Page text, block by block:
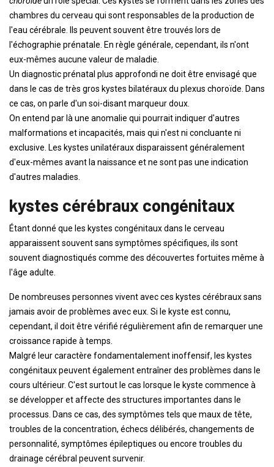
chambres du cerveau qui sont responsables de la production de
l'eau cérébrale. Ils peuvent souvent être trouvés lors de
l'échographie prénatale. En règle générale, cependant, ils n'ont
eux-mêmes aucune valeur de maladie.
Un diagnostic prénatal plus approfondi ne doit être envisagé que
dans le cas de très gros kystes bilatéraux du plexus choroïde. Dans
ce cas, on parle d'un soi-disant marqueur doux.
On entend par là une anomalie qui pourrait indiquer d'autres
malformations et incapacités, mais qui n'est ni concluante ni
exclusive. Les kystes unilatéraux disparaissent généralement
d'eux-mêmes avant la naissance et ne sont pas une indication
d'autres maladies.
kystes cérébraux congénitaux
Étant donné que les kystes congénitaux dans le cerveau
apparaissent souvent sans symptômes spécifiques, ils sont
souvent diagnostiqués comme des découvertes fortuites même à
l'âge adulte.
De nombreuses personnes vivent avec ces kystes cérébraux sans
jamais avoir de problèmes avec eux. Si le kyste est connu,
cependant, il doit être vérifié régulièrement afin de remarquer une
croissance rapide à temps.
Malgré leur caractère fondamentalement inoffensif, les kystes
congénitaux peuvent également entraîner des problèmes dans le
cours ultérieur. C'est surtout le cas lorsque le kyste commence à
se développer et affecte des structures importantes dans le
processus. Dans ce cas, des symptômes tels que maux de tête,
troubles de la concentration, échecs délibérés, changements de
personnalité, symptômes épileptiques ou encore troubles du
drainage cérébral peuvent survenir.